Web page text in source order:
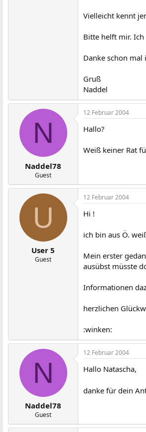
Vielleicht kennt
Bitte helft mir.
Danke schon mal
Gruß
Naddel
N
Naddel78
Guest
12 Februar 2004
Hallo?
Weiß keiner Rat
U
User 5
Guest
12 Februar 2004
Hi !
ich bin aus Ö.
Mein erster
ausübst müsste
Informationen
herzlichen
:winken:
N
Naddel78
Guest
12 Februar 2004
Hallo Natascha,
danke für dein